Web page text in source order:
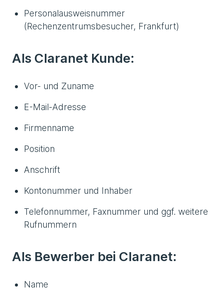
Personalausweisnummer
(Rechenzentrumsbesucher, Frankfurt)
Als Claranet Kunde:
Vor- und Zuname
E-Mail-Adresse
Firmenname
Position
Anschrift
Kontonummer und Inhaber
Telefonnummer, Faxnummer und ggf. weitere
Rufnummern
Als Bewerber bei Claranet:
Name